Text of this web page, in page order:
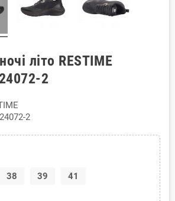
літо RESTIME
2
2
38 39 41